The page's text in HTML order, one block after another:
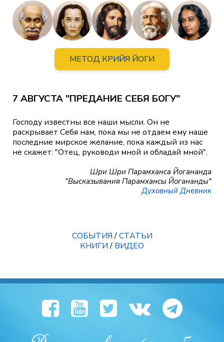
МЕТОД КРИЙЯ ЙОГИ
7 АВГУСТА "ПРЕДАНИЕ СЕБЯ БОГУ"
Господу известны все наши мысли. Он не
раскрывает Себя нам, пока мы не отдаем ему наше
последние мирское желание, пока каждый из нас
не скажет: "Отец, руководи мной и обладай мной".
Шри Шри Парамханса Йогананда
"Высказывания Парамхансы Йогананды"
Духовный Дневник
СОБЫТИЯ/СТАТЬИ
КНИГИ/ ВИДЕО